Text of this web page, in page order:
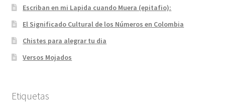
Escriban en mi Lapida cuando Muera (epitafio):
El Significado Cultural de los Números en Colombia
Chistes para alegrar tu dia
Versos Mojados
Etiquetas